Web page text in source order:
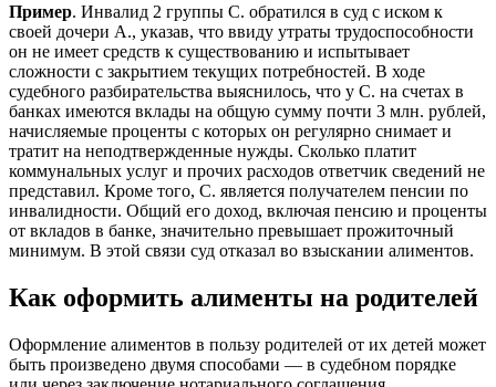
Пример. Инвалид 2 группы С. обратился в суд с иском к
своей дочери А., указав, что ввиду утраты трудоспособности
он не имеет средств к существованию и испытывает
сложности с закрытием текущих потребностей. В ходе
судебного разбирательства выяснилось, что у С. на счетах в
банках имеются вклады на общую сумму почти 3 млн. рублей,
начисляемые проценты с которых он регулярно снимает и
тратит на неподтвержденные нужды. Сколько платит
коммунальных услуг и прочих расходов ответчик сведений не
представил. Кроме того, С. является получателем пенсии по
инвалидности. Общий его доход, включая пенсию и проценты
от вкладов в банке, значительно превышает прожиточный
минимум. В этой связи суд отказал во взыскании алиментов.
Как оформить алименты на родителей
Оформление алиментов в пользу родителей от их детей может
быть произведено двумя способами — в судебном порядке